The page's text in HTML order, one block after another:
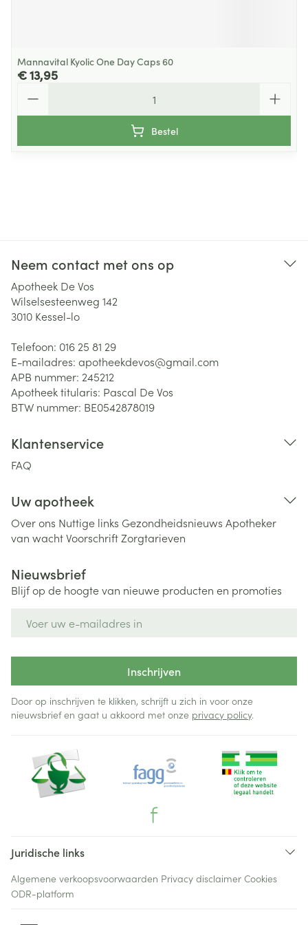
Mannavital Kyolic One Day Caps 60
€ 13,95
Bestel
Neem contact met ons op
Apotheek De Vos
Wilselsesteenweg 142
3010 Kessel-lo
Telefoon: 016 25 81 29
E-mailadres: apotheekdevos@gmail.com
APB nummer: 245212
Apotheek titularis: Pascal De Vos
BTW nummer: BE0542878019
Klantenservice
FAQ
Uw apotheek
Over ons Nuttige links Gezondheidsnieuws Apotheker
van wachtVoorschriftZorgtarieven
Nieuwsbrief
Blijf op de hoogte van nieuwe producten en promoties
Inschrijven
Door op inschrijven te klikken, schrijft u zich in voor onze
nieuwsbrief en gaat u akkoord met onze privacy policy.
Juridische links
Algemene verkoopsvoorwaarden Privacy disclaimer Cookies
ODR-platform